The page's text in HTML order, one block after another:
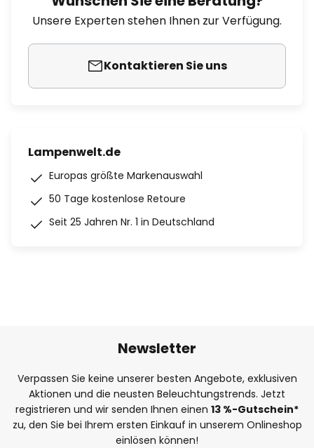
Unsere Experten stehen Ihnen zur Verfügung.
Kontaktieren Sie uns
Lampenwelt.de
Europas größte Markenauswahl
50 Tage kostenlose Retoure
Seit 25 Jahren Nr. 1 in Deutschland
Newsletter
Verpassen Sie keine unserer besten Angebote, exklusiven
Aktionen und die neusten Beleuchtungstrends. Jetzt
registrieren und wir senden Ihnen einen 13 %-Gutschein*
zu, den Sie bei Ihrem ersten Einkauf in unserem Onlineshop
einlösen können!